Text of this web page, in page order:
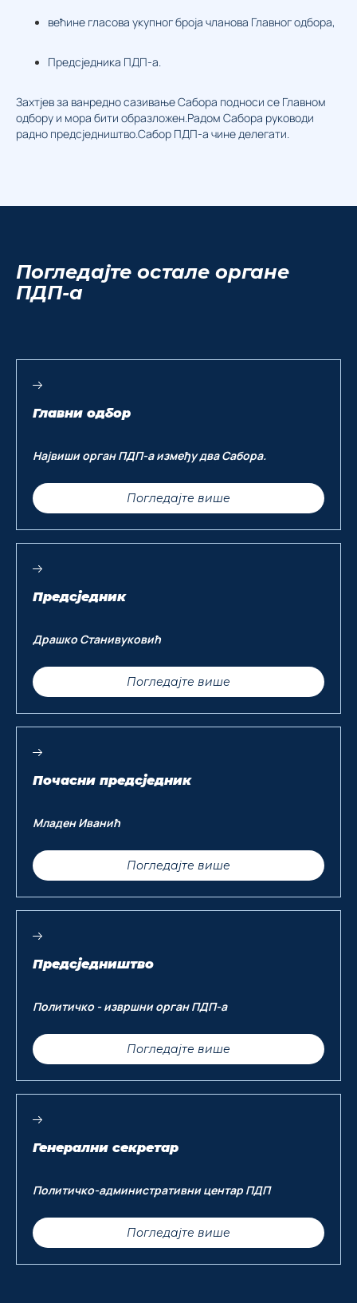
већине гласова укупног броја чланова Главног одбора,
Предсједника ПДП-а.
Захтјев за ванредно сазивање Сабора подноси се Главном
одбору и мора бити образложен.Радом Сабора руководи
радно предсједништво.Сабор ПДП-а чине делегати.
Погледајте остале органе
ПДП-а
Главни одбор
Hајвиши орган ПДП-а између два Сабора.
Погледајте више
Предсједник
Драшко Станивуковић
Погледајте више
Почасни предсједник
Младен Иванић
Погледајте више
Предсједништво
Политичко - извршни орган ПДП-а
Погледајте више
Генерални секретар
Политичко-административни центар ПДП
Погледајте више